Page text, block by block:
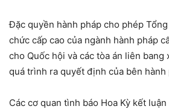
Đặc quyền hành pháp cho phép
chức cấp cao của ngành hành pháp
cho Quốc hội và các tòa án liên bang
quá trình ra quyết định của bên hành
Các cơ quan tình báo Hoa Kỳ kết